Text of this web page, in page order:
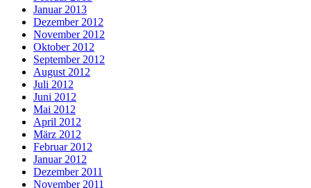
Januar 2013
Dezember 2012
November 2012
Oktober 2012
September 2012
August 2012
Juli 2012
Juni 2012
Mai 2012
April 2012
März 2012
Februar 2012
Januar 2012
Dezember 2011
November 2011